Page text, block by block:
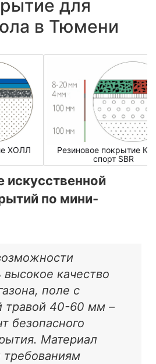
для
в Тюмени
ХОЛЛ
Резиновое покрытие
спорт SBR
искусственной
по мини-
качество
поле с
травой 40-60 мм –
безопасного
Материал
требованиям